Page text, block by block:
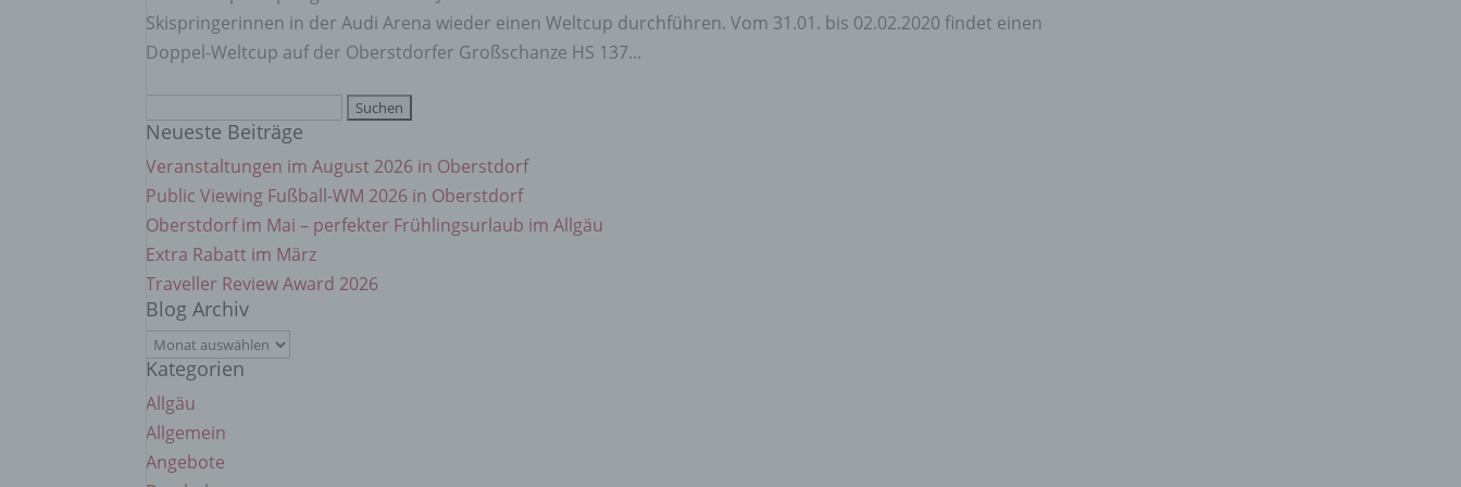
Skispringerinnen in der Audi Arena wieder einen Weltcup durchführen. Vom 31.01. bis 02.02.2020 findet einen
Doppel-Weltcup auf der Oberstdorfer Großschanze HS 137...
nach:
Neueste Beiträge
Veranstaltungen im August 2026 in Oberstdorf
Public Viewing Fußball-WM 2026 in Oberstdorf
Oberstdorf im Mai – perfekter Frühlingsurlaub im Allgäu
Extra Rabatt im März
Traveller Review Award 2026
Blog Archiv
Blog
Archiv
Kategorien
Allgäu
Allgemein
Angebote
einzuschränken.
Daten, die darin besteht, dass diese personenbezogenen Daten verwendet
werden, um bestimmte persönliche Aspekte, die sich auf eine natürliche
Person beziehen, zu bewerten, insbesondere, um Aspekte bezüglich
Arbeitsleistung, wirtschaftlicher Lage, Gesundheit, persönlicher Vorlieben,
Interessen, Zuverlässigkeit, Verhalten, Aufenthaltsort oder Ortswechsel